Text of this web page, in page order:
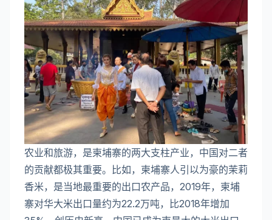
农业和旅游，是柬埔寨的两大支柱产业，中国对二者
的贡献都极其重要。比如，柬埔寨人引以为豪的茉莉
香米，是当地最重要的出口农产品，2019年，柬埔
寨对华大米出口量约为22.2万吨，比2018年增加